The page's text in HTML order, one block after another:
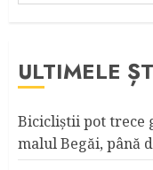
ULTIMELE
Bicicliştii pot trece
malul Begăi, până